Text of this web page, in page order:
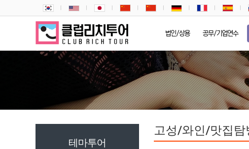
법인/상용 공무/기업연수
고성/와인/맛집탐
테마투어